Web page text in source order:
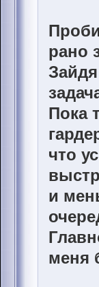
рано
Пока
что
и
меня